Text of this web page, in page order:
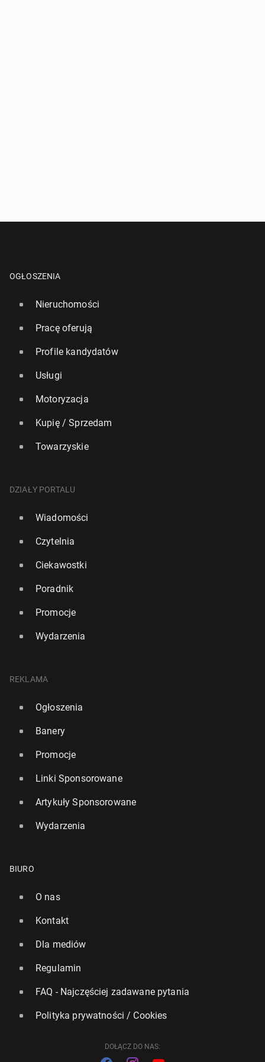
Lens wraca na szczyt Ligue 1 po zwy­cię­stwie nad
15 grudnia 2025, 16:30
po piętach
30 października 2025, 16:30
OGŁOSZENIA
Nieruchomości
Pracę oferują
Profile kandydatów
Usługi
Motoryzacja
Kupię / Sprzedam
Towarzyskie
DZIAŁY PORTALU
Wiadomości
Czytelnia
Ciekawostki
Poradnik
Promocje
Wydarzenia
REKLAMA
Ogłoszenia
Banery
Promocje
Linki Sponsorowane
Artykuły Sponsorowane
Wydarzenia
BIURO
O nas
Kontakt
Dla mediów
Regulamin
FAQ - Najczęściej zadawane pytania
Polityka prywatności / Cookies
DOŁĄCZ DO NAS: